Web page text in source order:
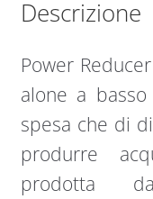
Descrizione
Power
alone a
spesa che di
produrre
prodotta